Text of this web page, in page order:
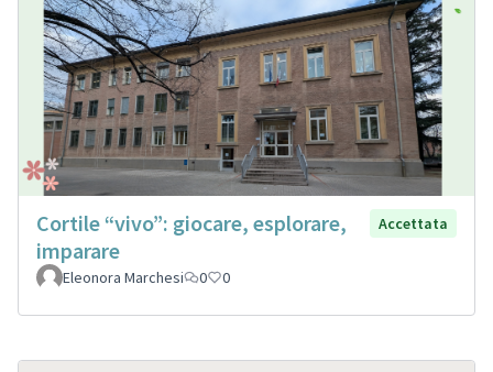
Cortile “vivo”: giocare, esplorare,
imparare
Accettata
Eleonora Marchesi 0 0